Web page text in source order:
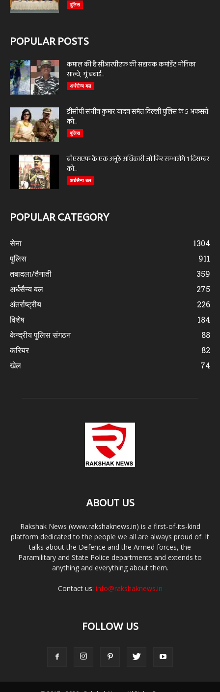
पुलिस
POPULAR POSTS
कमाल की है सीआरपीएफ की सहायक कमांडेंट मोनिका
साल्वे, यूं बचाई...
अर्धसैन्य बल
डीसीपी संजीव कुमार यादव समेत दिल्ली पुलिस के 5 अफसरों
को...
पुलिस
बीएसएफ के एक अनूठे अधिकारी जो फिर सम्भालेंगे 1 दिसम्बर
को...
अर्धसैन्य बल
POPULAR CATEGORY
सेना
1304
पुलिस
911
तबादला/तैनाती
359
अर्धसैन्य बल
275
अंतर्राष्ट्रीय
226
विशेष
184
केन्द्रीय पुलिस संगठन
88
करियर
82
खेल
74
ABOUT US
Rakshak News (www.rakshaknews.in) is a first-of-its-kind
platform dedicated to the people we all are always proud of. It
talks about the Defence and the Armed forces, the
Paramilitary and State Police departments and extends to
anything and everything about them.
Contact us: info@rakshaknews.in
FOLLOW US